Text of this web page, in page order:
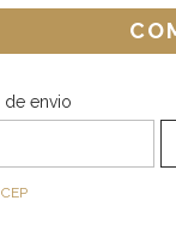
o CEP:
de envio